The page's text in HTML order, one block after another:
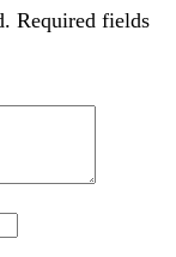
Required fields